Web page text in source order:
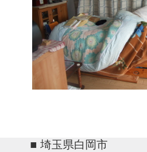
埼玉県白岡市